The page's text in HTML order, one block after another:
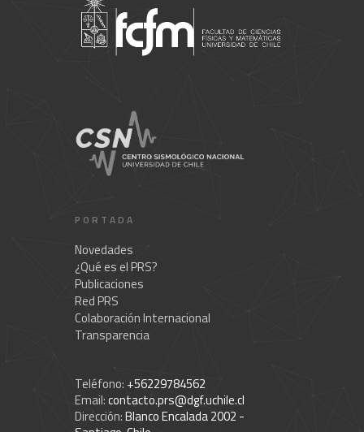
PORTADA
Novedades
¿Qué es el PRS?
Publicaciones
Red PRS
Colaboración Internacional
Transparencia
Teléfono: +56229784562
Email:contacto.prs@dgf.uchile.cl
Dirección:Blanco Encalada 2002 -